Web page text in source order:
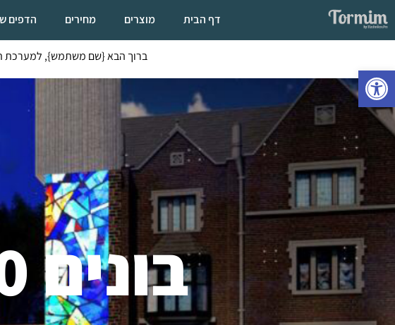
פתח סרגל נגישות
דף הבית מוצרים מחירים הדפים
ברוך הבא {שם משתמש}, למערכת תרומות.
בונים 770 בבורקלין